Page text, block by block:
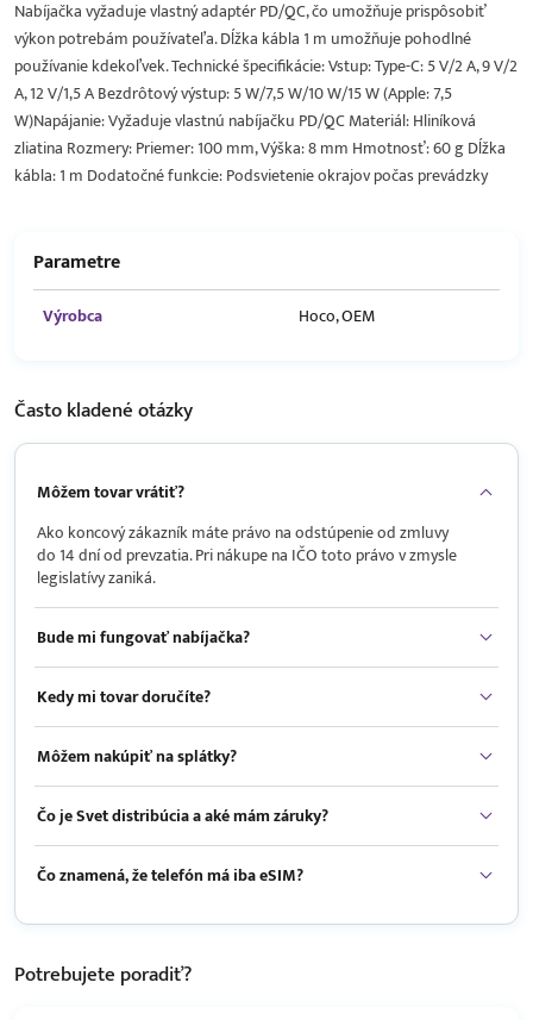
Nabíjačka vyžaduje vlastný adaptér PD/QC, čo umožňuje prispôsobiť
výkon potrebám používateľa. Dĺžka kábla 1 m umožňuje pohodlné
používanie kdekoľvek. Technické špecifikácie: Vstup: Type-C: 5 V/2 A, 9 V/2
A, 12 V/1,5 A Bezdrôtový výstup: 5 W/7,5 W/10 W/15 W (Apple: 7,5
W)Napájanie: Vyžaduje vlastnú nabíjačku PD/QC Materiál: Hliníková
zliatina Rozmery: Priemer: 100 mm, Výška: 8 mm Hmotnosť: 60 g Dĺžka
kábla: 1 m Dodatočné funkcie: Podsvietenie okrajov počas prevádzky
Parametre
Výrobca Hoco, OEM
Často kladenéotázky
Môžem tovar vrátiť?
Ako koncový zákazník máte právo na odstúpenie od zmluvy
do 14 dní od prevzatia. Pri nákupe na IČO toto právo v zmysle
legislatívy zaniká.
Bude mi fungovať nabíjačka?
Kedy mi tovar doručíte?
Môžem nakúpiť na splátky?
Čo je Svet distribúcia a aké mám záruky?
Čo znamená, že telefón má iba eSIM?
Potrebujete poradiť?